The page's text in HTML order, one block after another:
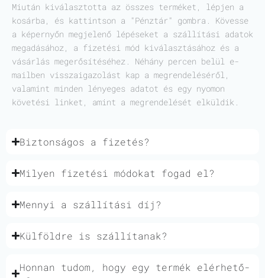
Miután kiválasztotta az összes terméket, lépjen a
kosárba, és kattintson a "Pénztár" gombra. Kövesse
a képernyőn megjelenő lépéseket a szállítási adatok
megadásához, a fizetési mód kiválasztásához és a
vásárlás megerősítéséhez. Néhány percen belül e-
mailben visszaigazolást kap a megrendeléséről,
valamint minden lényeges adatot és egy nyomon
követési linket, amint a megrendelését elküldik.
Biztonságos a fizetés?
Milyen fizetési módokat fogad el?
Mennyi a szállítási díj?
Külföldre is szállítanak?
Honnan tudom, hogy egy termék elérhető-